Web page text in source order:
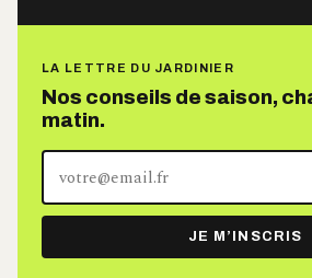
LA LETTRE DU JARDINIER
Nos conseils de saison,
matin.
Votre
adresse
e-
mail
JE M’INSCRIS